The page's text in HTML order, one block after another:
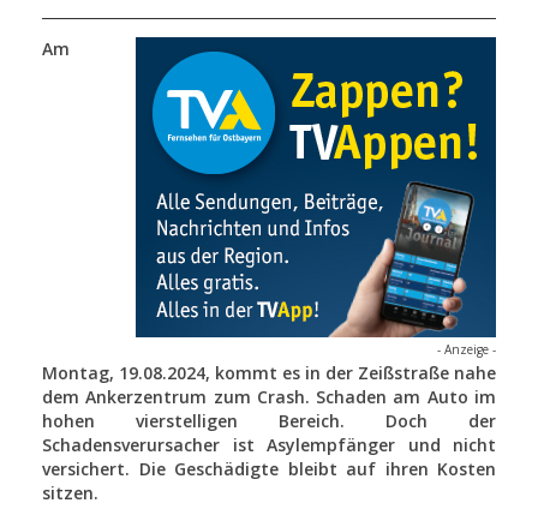
- Anzeige -
Am
Montag, 19.08.2024, kommt es in der Zeißstraße nahe
dem Ankerzentrum zum Crash. Schaden am Auto im
hohen vierstelligen Bereich. Doch der
Schadensverursacher ist Asylempfänger und nicht
versichert. Die Geschädigte bleibt auf ihren Kosten
sitzen.